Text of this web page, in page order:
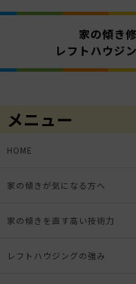
家の傾き
レフトハウジ
メニュー
HOME
家の傾きが気になる方へ
家の傾きを直す高い技術力
レフトハウジングの強み